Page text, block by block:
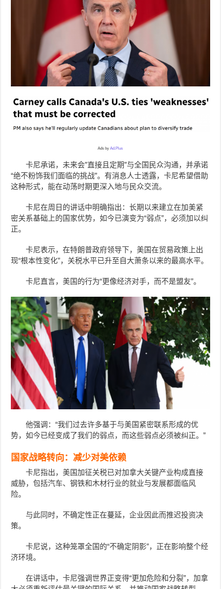
Ads byAd.Plus
卡尼承诺，未来会”直接且定期”与全国民众沟通，并承诺
“绝不粉饰我们面临的挑战”。有消息人士透露，卡尼希望借助
这种形式，能在动荡时期更深入地与民众交流。
卡尼在周日的讲话中明确指出：长期以来建立在加美紧
密关系基础上的国家优势，如今已演变为“弱点”，必须加以纠
正。
卡尼表示，在特朗普政府领导下，美国在贸易政策上出
现“根本性变化”，关税水平已升至自大萧条以来的最高水平。
卡尼直言，美国的行为“更像经济对手，而不是盟友”。
他强调：“我们过去许多基于与美国紧密联系形成的优
势，如今已经变成了我们的弱点，而这些弱点必须被纠正。”
国家战略转向：减少对美依赖
卡尼指出，美国加征关税已对加拿大关键产业构成直接
威胁，包括汽车、钢铁和木材行业的就业与发展都面临风
险。
与此同时，不确定性正在蔓延，企业因此而推迟投资决
策。
卡尼说，这种笼罩全国的“不确定阴影”，正在影响整个经
济环境。
在讲话中，卡尼强调世界正变得“更加危险和分裂”，加拿